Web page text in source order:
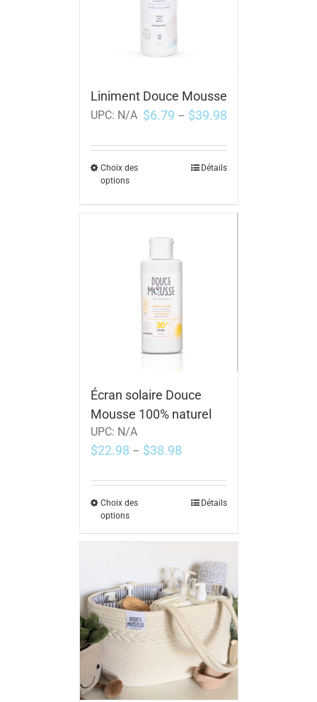
Liniment Douce Mousse
UPC: N/A $6.79 – $39.98
Choix des
options
Détails
Écran solaire Douce
Mousse 100% naturel
UPC: N/A
$22.98 – $38.98
Choix des
options
Détails